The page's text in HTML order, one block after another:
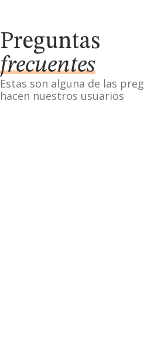
Preguntas
frecuentes
Estas son alguna de las
hacen nuestros usuarios